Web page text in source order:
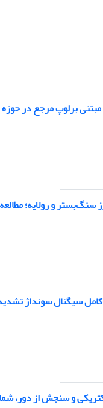
سنگ‌بستر و رولایه؛
سیگنال سونداژ
و سنجش از دور،